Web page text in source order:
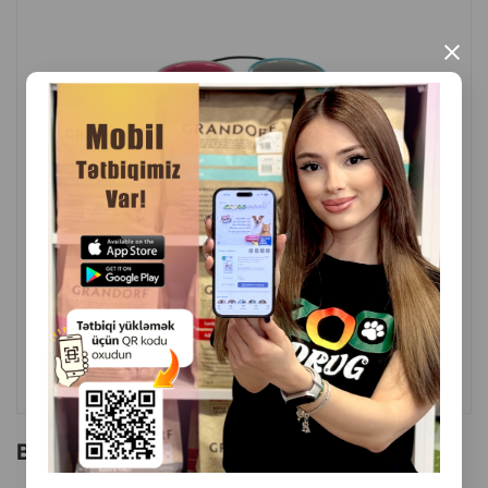
×
( Rəylər)
Çəki Qiymət
Almaq
1 ədəd
30.00
ALMAQ
Bu brendin başqa məhsulları